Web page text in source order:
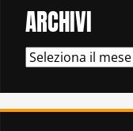
ARCHIVI
ARCHIVI